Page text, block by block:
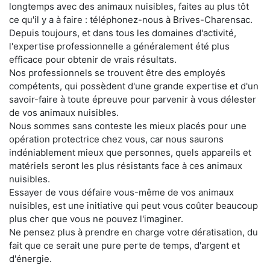
longtemps avec des animaux nuisibles, faites au plus tôt
ce qu'il y a à faire : téléphonez-nous à Brives-Charensac.
Depuis toujours, et dans tous les domaines d'activité,
l'expertise professionnelle a généralement été plus
efficace pour obtenir de vrais résultats.
Nos professionnels se trouvent être des employés
compétents, qui possèdent d'une grande expertise et d'un
savoir-faire à toute épreuve pour parvenir à vous délester
de vos animaux nuisibles.
Nous sommes sans conteste les mieux placés pour une
opération protectrice chez vous, car nous saurons
indéniablement mieux que personnes, quels appareils et
matériels seront les plus résistants face à ces animaux
nuisibles.
Essayer de vous défaire vous-même de vos animaux
nuisibles, est une initiative qui peut vous coûter beaucoup
plus cher que vous ne pouvez l'imaginer.
Ne pensez plus à prendre en charge votre dératisation, du
fait que ce serait une pure perte de temps, d'argent et
d'énergie.